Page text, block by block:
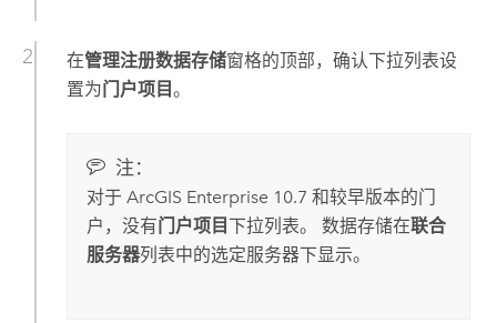
在管理注册数据存储窗格的顶部，确认下拉列表设
置为门户项目 。
注：
对于 ArcGIS Enterprise 10.7 和较早版本的门
户，没有门户项目 下拉列表。 数据存储在联合
服务器列表中的选定服务器下显示。